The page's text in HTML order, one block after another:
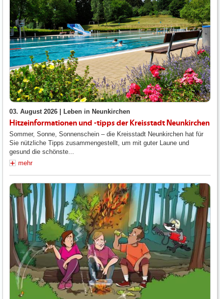
03. August 2026 | Leben in Neunkirchen
Hitzeinformationen und -tipps der Kreisstadt Neunkirchen
Sommer, Sonne, Sonnenschein – die Kreisstadt Neunkirchen hat für
Sie nützliche Tipps zusammengestellt, um mit guter Laune und
gesund die schönste...
mehr